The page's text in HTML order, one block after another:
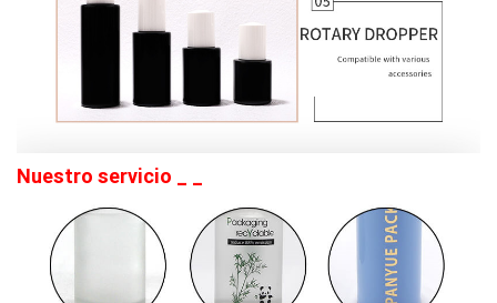
Nuestro servicio _ _